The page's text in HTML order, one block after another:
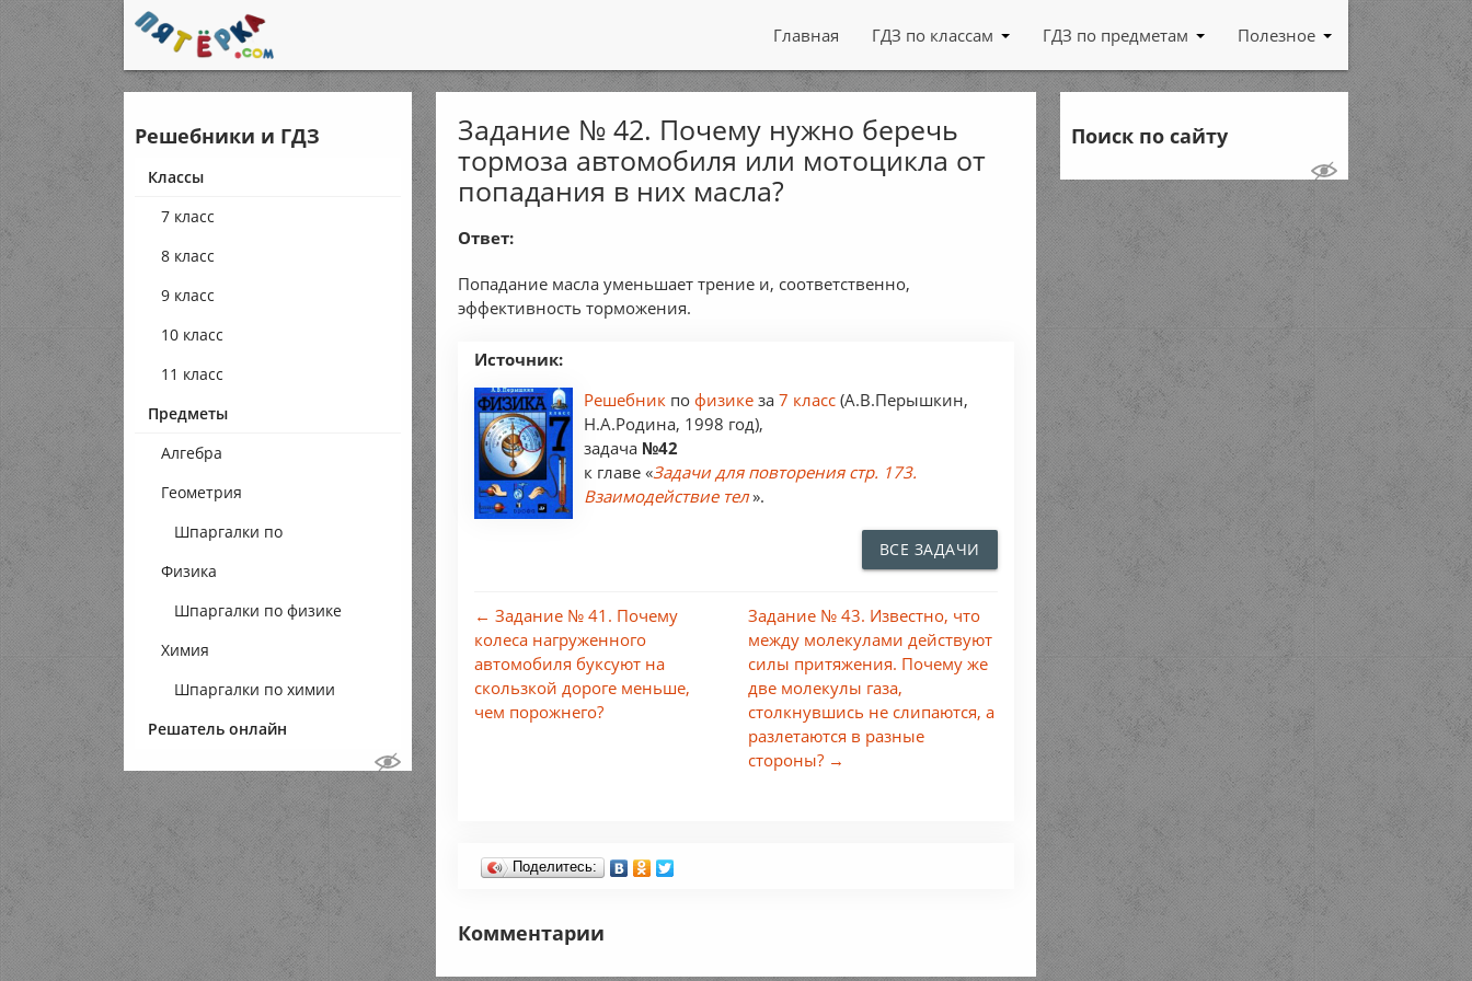
Главная ГДЗ по классам ГДЗ по предметам Полезное
Решебники и ГДЗ
Классы
7 класс
8 класс
9 класс
10 класс
11 класс
Предметы
Алгебра
Геометрия
Шпаргалки по
геометрии
Физика
Шпаргалки по физике
Химия
Шпаргалки по химии
Решатель онлайн
Задание № 42. Почему нужно беречь
тормоза автомобиля или мотоцикла от
попадания в них масла?
Ответ:
Попадание масла уменьшает трение и, соответственно,
эффективность торможения.
Источник:
Решебник пофизикеза7 класс (А.В.Перышкин,
Н.А.Родина, 1998 год),
задача №42
к главе «Задачи для повторения стр. 173.
Взаимодействие тел».
ВСЕ ЗАДАЧИ
← Задание № 41. Почему
колеса нагруженного
автомобиля буксуют на
скользкой дороге меньше,
чем порожнего?
Задание № 43. Известно, что
между молекулами действуют
силы притяжения. Почему же
две молекулы газа,
столкнувшись не слипаются, а
разлетаются в разные
стороны? →
Поделитесь:
Комментарии
Поиск по сайту